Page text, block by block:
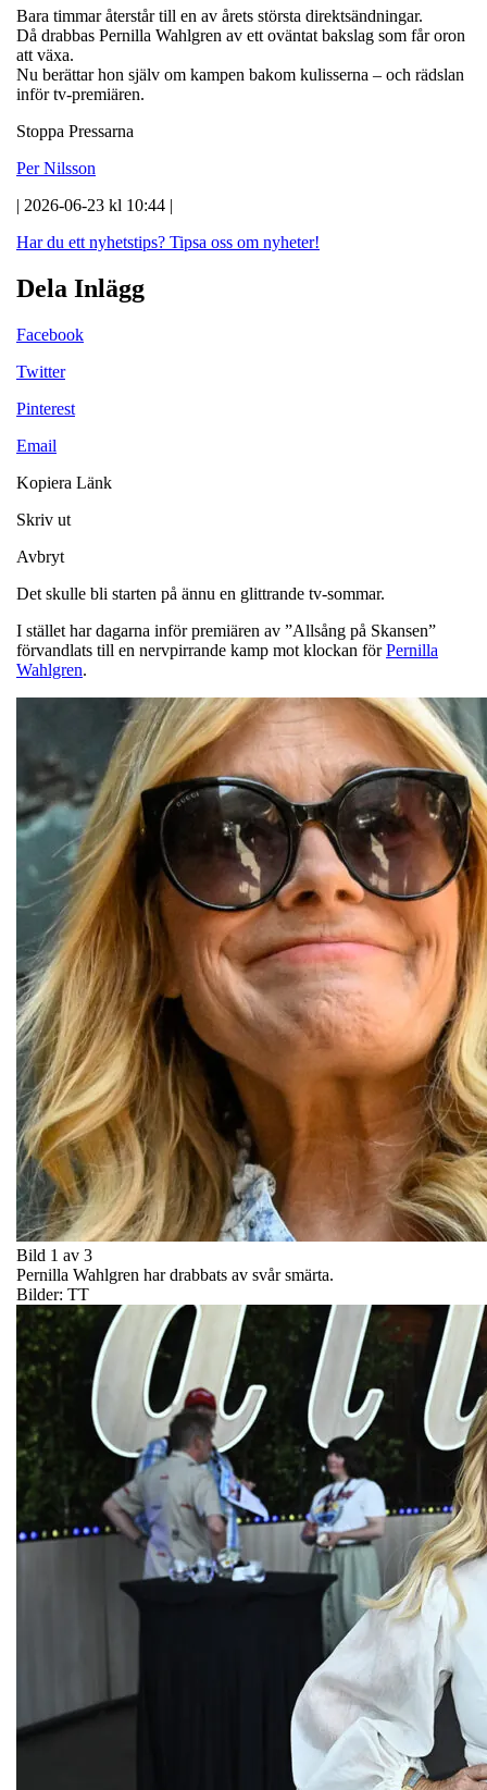
Bara timmar återstår till en av årets största direktsändningar.
Då drabbas Pernilla Wahlgren av ett oväntat bakslag som får oron
att växa.
Nu berättar hon själv om kampen bakom kulisserna – och rädslan
inför tv-premiären.
Stoppa Pressarna
Per Nilsson
| 2026-06-23 kl 10:44 |
Har du ett nyhetstips? Tipsa oss om nyheter!
Dela Inlägg
Facebook
Twitter
Pinterest
Email
Kopiera Länk
Skriv ut
Avbryt
Det skulle bli starten på ännu en glittrande tv-sommar.
I stället har dagarna inför premiären av ”Allsång på Skansen”
förvandlats till en nervpirrande kamp mot klockan förPernilla
Wahlgren.
Bild 1 av 3
Pernilla Wahlgren har drabbats av svår smärta.
Bilder: TT